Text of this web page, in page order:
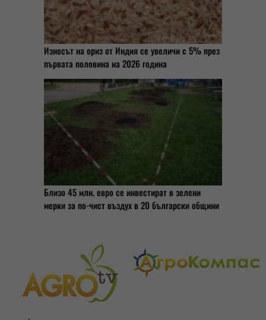
Износът на ориз от Индия се увеличи с 5% през
първата половина на 2026 година
Близо 45 млн. евро се инвестират в зелени
мерки за по-чист въздух в 20 български общини